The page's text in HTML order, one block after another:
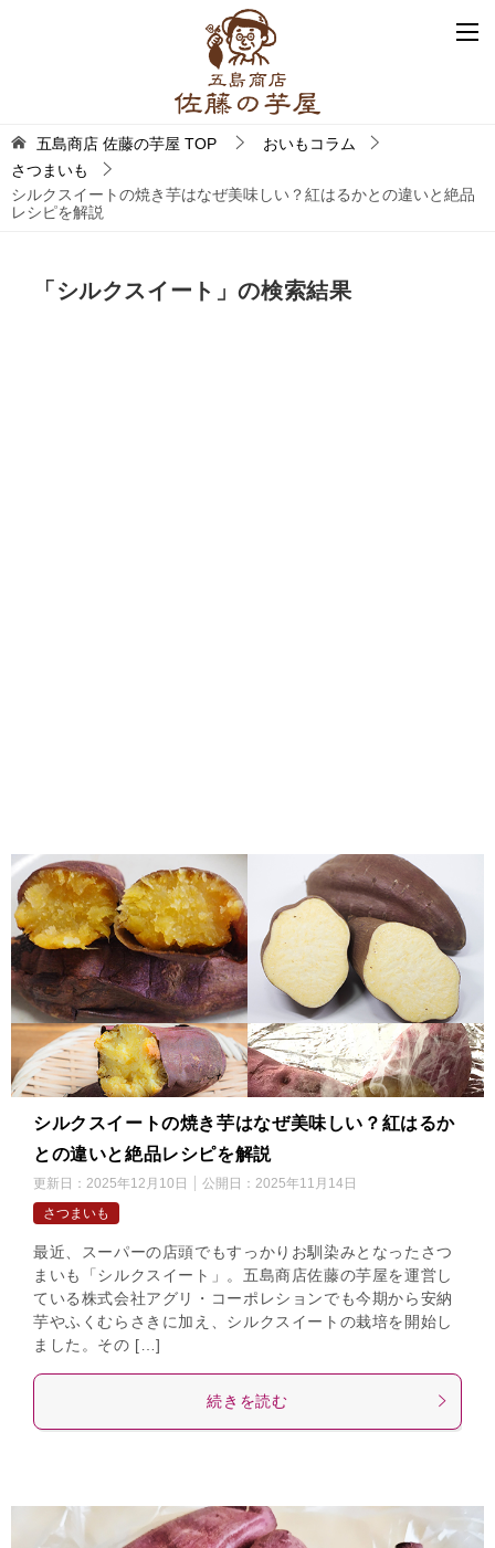
五島商店 佐藤の芋屋 TOP
おいもコラム
さつまいも
シルクスイートの焼き芋はなぜ美味しい？紅はるかとの違いと絶品
レシピを解説
「 シルクスイート 」の検索結果
シルクスイートの焼き芋はなぜ美味しい？紅はるか
との違いと絶品レシピを解説
更新日： 2025年12月10日 公開日： 2025年11月14日
さつまいも
最近、スーパーの店頭でもすっかりお馴染みとなったさつ
まいも「シルクスイート」。五島商店佐藤の芋屋を運営し
ている株式会社アグリ・コーポレションでも今期から安納
芋やふくむらさきに加え、シルクスイートの栽培を開始し
ました。その […]
続きを読む